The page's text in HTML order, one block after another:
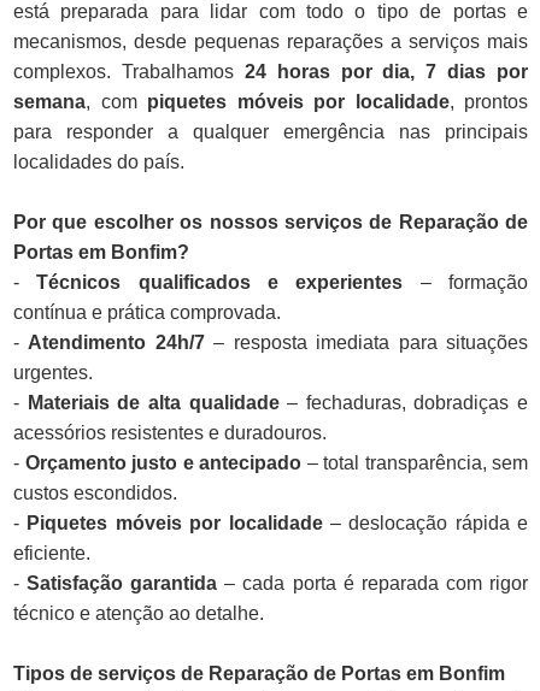
está preparada para lidar com todo o tipo de portas e
mecanismos, desde pequenas reparações a serviços mais
complexos. Trabalhamos 24 horas por dia, 7 dias por
semana, com piquetes móveis por localidade, prontos
para responder a qualquer emergência nas principais
localidades do país.
Por que escolher os nossos serviços de Reparação de
Portas em Bonfim?
-Técnicos qualificados e experientes – formação
contínua e prática comprovada.
- Atendimento 24h/7– resposta imediata para situações
urgentes.
- Materiais de alta qualidade– fechaduras, dobradiças e
acessórios resistentes e duradouros.
- Orçamento justo e antecipado – total transparência, sem
custos escondidos.
- Piquetes móveis por localidade– deslocação rápida e
eficiente.
-Satisfação garantida – cada porta é reparada com rigor
técnico e atenção ao detalhe.
Tipos de serviços de Reparação de Portas em Bonfim